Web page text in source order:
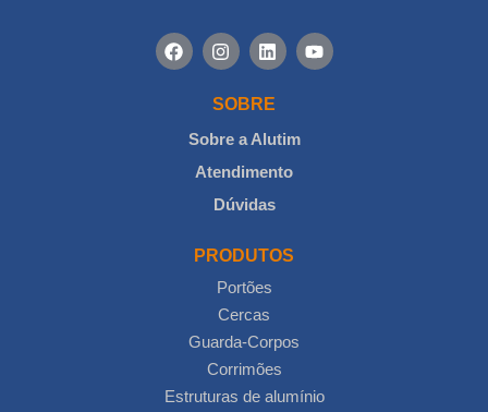
SOBRE
Sobre a Alutim
Atendimento
Dúvidas
PRODUTOS
Portões
Cercas
Guarda-Corpos
Corrimões
Estruturas de alumínio